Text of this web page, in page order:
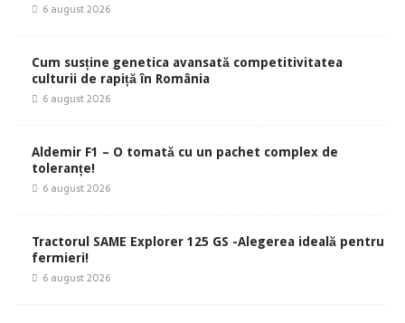
6 august 2026
Cum susține genetica avansată competitivitatea
culturii de rapiță în România
6 august 2026
Aldemir F1 – O tomată cu un pachet complex de
toleranțe!
6 august 2026
Tractorul SAME Explorer 125 GS -Alegerea ideală pentru
fermieri!
6 august 2026